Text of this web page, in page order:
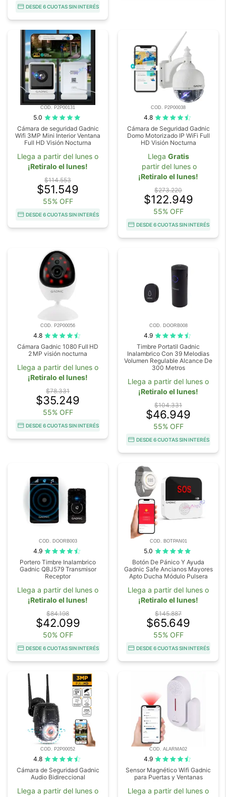
DESDE 6 CUOTAS SIN INTERÉS
COD. P2P00131
5.0
Cámara de seguridad Gadnic
Wifi 3MP Mini Interior Ventana
Full HD Visión Nocturna
Llega a partir del lunes o
¡Retiralo el lunes!
$114.553
$51.549
55% OFF
DESDE 6 CUOTAS SIN INTERÉS
COD. P2P00038
4.8
Cámara de Seguridad Gadnic
Domo Motorizado IP WiFi Full
HD Visión Nocturna
Llega Gratis
partir del lunes o
¡Retiralo el lunes!
$273.220
$122.949
55% OFF
DESDE 6 CUOTAS SIN INTERÉS
COD. P2P00056
4.8
Cámara Gadnic 1080 Full HD
2 MP visión nocturna
Llega a partir del lunes o
¡Retiralo el lunes!
$78.331
$35.249
55% OFF
DESDE 6 CUOTAS SIN INTERÉS
COD. DOORB008
4.9
Timbre Portatil Gadnic
Inalambrico Con 39 Melodias
Volumen Regulable Alcance De
300 Metros
Llega a partir del lunes o
¡Retiralo el lunes!
$104.331
$46.949
55% OFF
DESDE 6 CUOTAS SIN INTERÉS
COD. DOORB003
4.9
Portero Timbre Inalambrico
Gadnic QBJ579 Transmisor
Receptor
Llega a partir del lunes o
¡Retiralo el lunes!
$84.198
$42.099
50% OFF
DESDE 6 CUOTAS SIN INTERÉS
COD. BOTPAN01
5.0
Botón De Pánico Y Ayuda
Gadnic Safe Ancianos Mayores
Apto Ducha Módulo Pulsera
Llega a partir del lunes o
¡Retiralo el lunes!
$145.887
$65.649
55% OFF
DESDE 6 CUOTAS SIN INTERÉS
COD. P2P00052
4.8
Cámara de Seguridad Gadnic
Audio Bidireccional
Llega a partir del lunes o
COD. ALARMA02
4.9
Sensor Magnético Wifi Gadnic
para Puertas y Ventanas
Llega a partir del lunes o